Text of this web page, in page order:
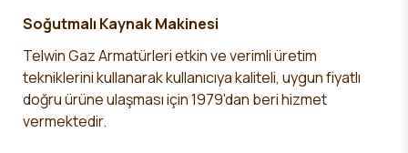
Soğutmalı Kaynak Makinesi
Telwin Gaz Armatürleri etkin ve verimli üretim
tekniklerini kullanarak kullanıcıya kaliteli, uygun fiyatlı
doğru ürüne ulaşması için 1979'dan beri hizmet
vermektedir.